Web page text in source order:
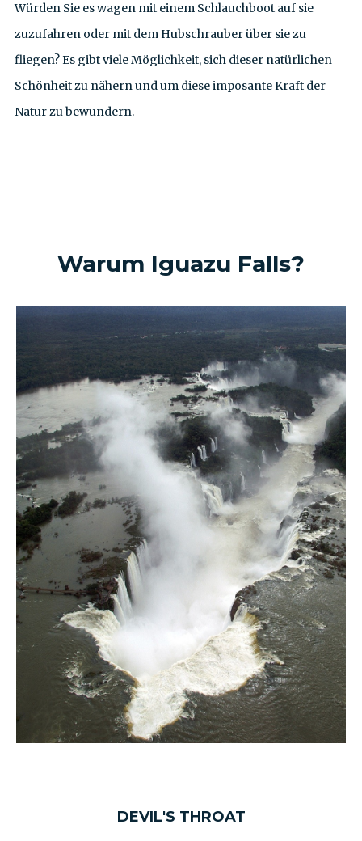
Würden Sie es wagen mit einem Schlauchboot auf sie
zuzufahren oder mit dem Hubschrauber über sie zu
fliegen? Es gibt viele Möglichkeit, sich dieser natürlichen
Schönheit zu nähern und um diese imposante Kraft der
Natur zu bewundern.
Warum Iguazu Falls?
DEVIL'S THROAT